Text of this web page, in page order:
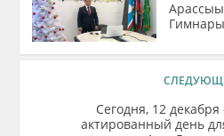
Сегодня, 12 декабря
актированный день